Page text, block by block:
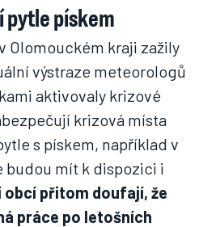
pytle pískem
Olomouckém kraji zažily
výstraze meteorologů
aktivovaly krizové
krizová místa
s pískem, například v
budou mít k dispozici i
obcí přitom doufají, že
práce po letošních